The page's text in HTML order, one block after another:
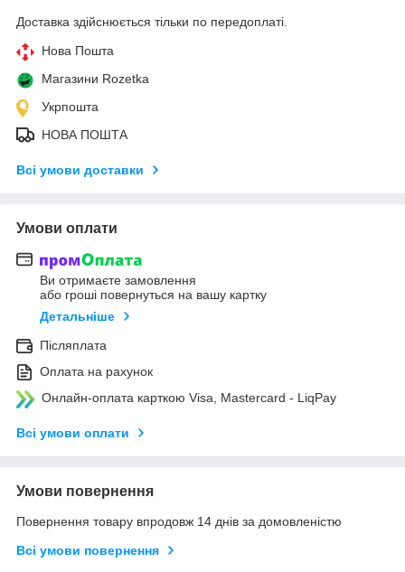
Доставка здійснюється тільки по передоплаті.
Нова Пошта
Магазини Rozetka
Укрпошта
НОВА ПОШТА
Всі умови доставки
Умови оплати
Ви отримаєте замовлення
або гроші повернуться на вашу картку
Детальніше
Післяплата
Оплата на рахунок
Онлайн-оплата карткою Visa, Mastercard - LiqPay
Всі умови оплати
Умови повернення
Повернення товару впродовж 14 днів за домовленістю
Всі умови повернення